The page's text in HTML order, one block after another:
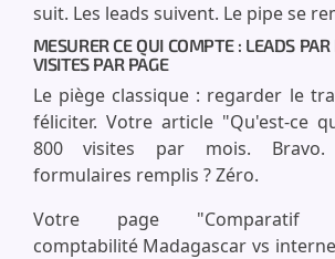
suit. Les leads suivent. Le pipe se
MESURER CE QUI COMPTE : LEADS
VISITES PAR PAGE
Le piège classique : regarder le
féliciter. Votre article "Qu'est-ce
800 visites par mois. Bravo.
formulaires remplis ? Zéro.
Votre page "Comparatif
comptabilité Madagascar vs